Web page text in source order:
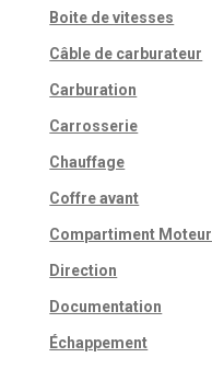
Boite de vitesses
Câble de carburateur
Carburation
Carrosserie
Chauffage
Coffre avant
Compartiment Moteur
Direction
Documentation
Échappement